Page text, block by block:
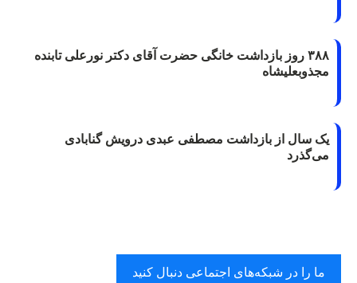
۳۸۸ روز بازداشت خانگی حضرت آقای دکتر نورعلی تابنده
مجذوبعلیشاه
یک سال از بازداشت مصطفی عبدی درویش گنابادی
می‌گذرد
ما را در شبکه‌های اجتماعی دنبال کنید